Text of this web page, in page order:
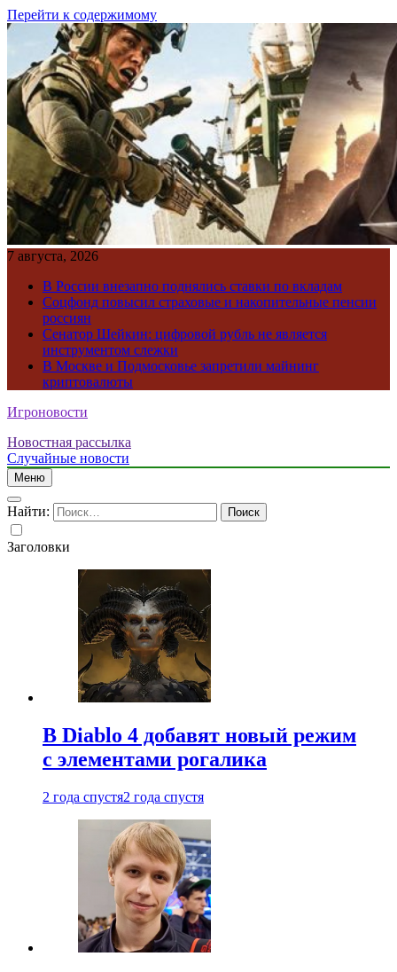
Перейти к содержимому
7 августа, 2026
В России внезапно поднялись ставки по вкладам
Соцфонд повысил страховые и накопительные пенсии
россиян
Сенатор Шейкин: цифровой рубль не является
инструментом слежки
В Москве и Подмосковье запретили майнинг
криптовалюты
Игроновости
Новостная рассылка
Случайные новости
Меню
Найти:
Заголовки
В Diablo 4 добавят новый режим
с элементами рогалика
2 года спустя2 года спустя